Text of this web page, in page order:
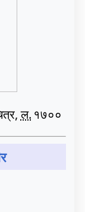
ल. १७००